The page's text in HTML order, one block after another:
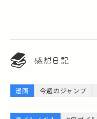
感想日記
漫画 今週のジャンプ